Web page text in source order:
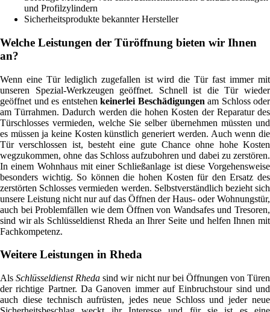
und Profilzylindern
Sicherheitsprodukte bekannter Hersteller
Welche Leistungen der Türöffnung bieten wir Ihnen
an?
Wenn eine Tür lediglich zugefallen ist wird die Tür fast immer mit
unseren Spezial-Werkzeugen geöffnet. Schnell ist die Tür wieder
geöffnet und es entstehen keinerlei Beschädigungen am Schloss oder
am Türrahmen. Dadurch werden die hohen Kosten der Reparatur des
Türschlosses vermieden, welche Sie selber übernehmen müssten und
es müssen ja keine Kosten künstlich generiert werden. Auch wenn die
Tür verschlossen ist, besteht eine gute Chance ohne hohe Kosten
wegzukommen, ohne das Schloss aufzubohren und dabei zu zerstören.
In einem Wohnhaus mit einer Schließanlage ist diese Vorgehensweise
besonders wichtig. So können die hohen Kosten für den Ersatz des
zerstörten Schlosses vermieden werden. Selbstverständlich bezieht sich
unsere Leistung nicht nur auf das Öffnen der Haus- oder Wohnungstür,
auch bei Problemfällen wie dem Öffnen von Wandsafes und Tresoren,
sind wir als Schlüsseldienst Rheda an Ihrer Seite und helfen Ihnen mit
Fachkompetenz.
Weitere Leistungen in Rheda
AlsSchlüsseldienst Rheda sind wir nicht nur bei Öffnungen von Türen
der richtige Partner. Da Ganoven immer auf Einbruchstour sind und
auch diese technisch aufrüsten, jedes neue Schloss und jeder neue